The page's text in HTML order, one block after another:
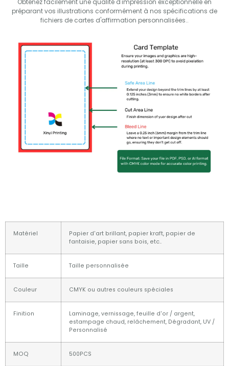
préparant vos illustrations conformément à nos spécifications de
fichiers de cartes d'affirmation personnalisées..
Matériel
Papier d'art brillant, papier kraft, papier de
fantaisie, papier sans bois, etc..
Taille Taille personnalisée
Couleur CMYK ou autres couleurs spéciales
Finition
Laminage, vernissage, feuille d'or / argent,
estampage chaud, relâchement, Dégradant, UV /
Personnalisé
MOQ 500PCS